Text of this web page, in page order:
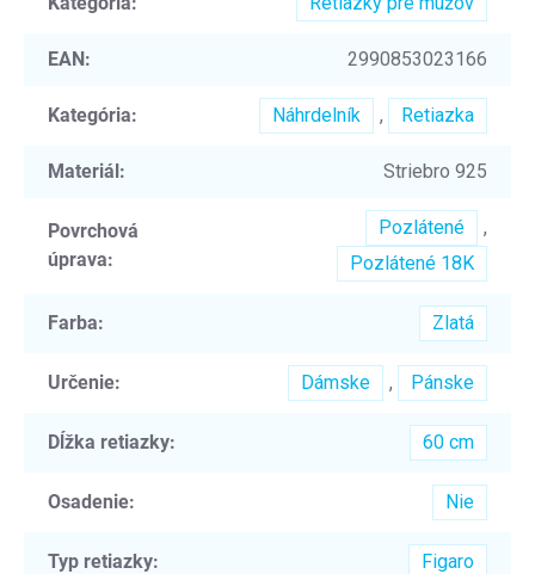
EAN: 2990853023166
Kategória: Náhrdelník , Retiazka
Materiál: Striebro 925
Povrchová
úprava:
Pozlátené
,
Pozlátené 18K
Farba: Zlatá
Určenie: Dámske , Pánske
Dĺžka retiazky: 60 cm
Osadenie: Nie
Typ retiazky: Figaro